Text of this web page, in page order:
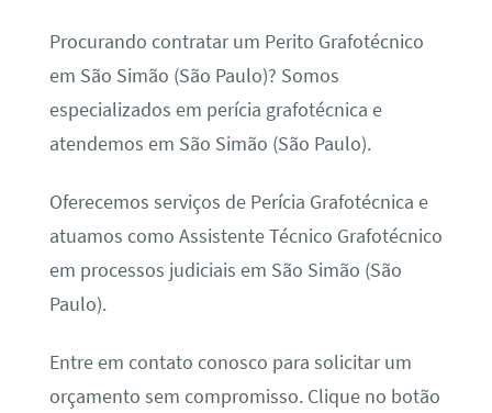
Procurando contratar um Perito Grafotécnico
em São Simão (São Paulo)? Somos
especializados em perícia grafotécnica e
atendemos em São Simão (São Paulo).
Oferecemos serviços de Perícia Grafotécnica e
atuamos como Assistente Técnico Grafotécnico
em processos judiciais em São Simão (São
Paulo).
Entre em contato conosco para solicitar um
orçamento sem compromisso. Clique no botão